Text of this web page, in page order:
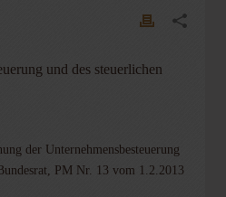
und des steuerlichen
der Unternehmensbesteuerung
PM Nr. 13 vom 1.2.2013